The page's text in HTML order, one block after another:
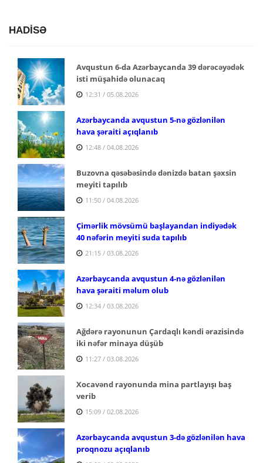
HADİSƏ
Avqustun 6-da Azərbaycanda 39 dərəcəyədək
isti müşahidə olunacaq
12:31 / 05.08.2026
Azərbaycanda avqustun 5-nə gözlənilən
hava şəraiti açıqlanıb
12:48 / 04.08.2026
Buzovna qəsəbəsində dənizdə batan şəxsin
meyiti tapılıb
11:50 / 04.08.2026
Çimərlik mövsümü başlayandan indiyədək
40 nəfərin meyiti suda tapılıb
21:15 / 03.08.2026
Azərbaycanda avqustun 4-nə gözlənilən
hava şəraiti məlum olub
12:34 / 03.08.2026
Ağdərə rayonunun Çardaqlı kəndi ərazisində
iki nəfər minaya düşüb
11:27 / 03.08.2026
Xocavənd rayonunda mina partlayışı baş
verib
15:09 / 02.08.2026
Azərbaycanda avqustun 3-də gözlənilən hava
proqnozu açıqlanıb